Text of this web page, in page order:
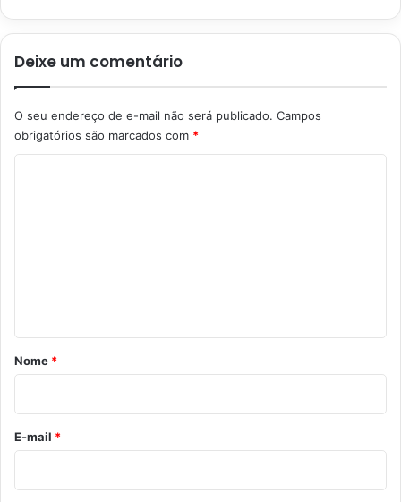
Deixe um comentário
O seu endereço de e-mail não será publicado. Campos
obrigatórios são marcados com *
r
o
*
Nome *
E-mail *